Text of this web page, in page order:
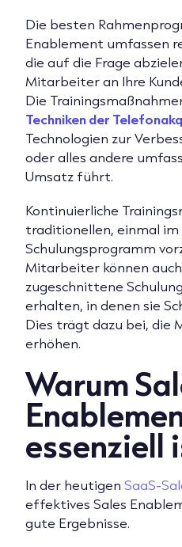
Die besten
Enablement umfassen
die auf die Frage
Mitarbeiter an Ihre
Die
Techniken der
Technologien zur
oder alles andere
Umsatz führt.
Kontinuierliche
traditionellen, einmal
Schulungsprogramm
Mitarbeiter können
zugeschnittene
erhalten, in denen sie
Dies trägt dazu bei, die
erhöhen.
Warum
essenziell
In der heutigenSaaS-
effektives Sales
gute Ergebnisse.